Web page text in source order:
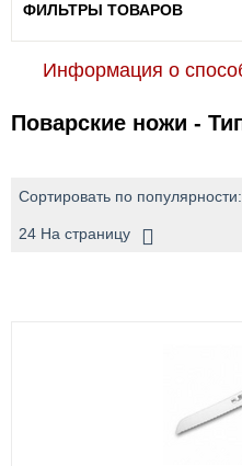
ФИЛЬТРЫ ТОВАРОВ
Информация о
Поварские ножи -
Сортировать по
24 На страницу